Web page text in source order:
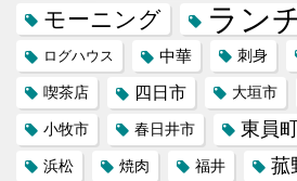
モーニング ラン
ログハウス 中華 刺身
喫茶店 四日市 大垣市
小牧市 春日井市 東員町
浜松 焼肉 福井 菰